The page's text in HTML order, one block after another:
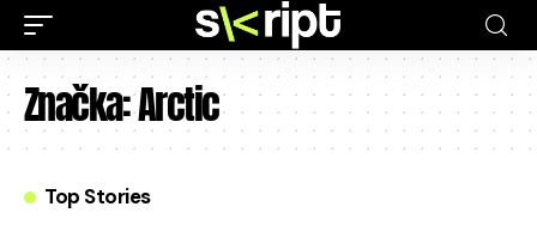
Značka:Arctic
Top Stories